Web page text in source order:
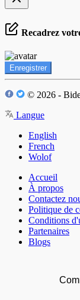
Recadrez
Enregistrer
© 2026 -
Langue
English
French
Wolof
Accueil
À propos
Contactez
Politique de
Conditions
Partenaires
Blogs